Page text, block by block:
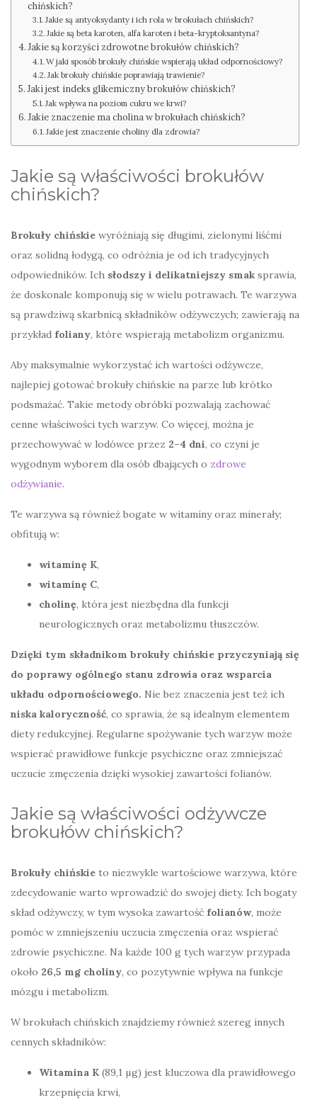
chińskich?
Jakie są antyoksydanty i ich rola w brokułach chińskich?
Jakie są beta karoten, alfa karoten i beta-kryptoksantyna?
Jakie są korzyści zdrowotne brokułów chińskich?
W jaki sposób brokuły chińskie wspierają układ odpornościowy?
Jak brokuły chińskie poprawiają trawienie?
Jaki jest indeks glikemiczny brokułów chińskich?
Jak wpływa na poziom cukru we krwi?
Jakie znaczenie ma cholina w brokułach chińskich?
Jakie jest znaczenie choliny dla zdrowia?
Jakie są właściwości brokułów
chińskich?
Brokuły chińskie wyróżniają się długimi, zielonymi liśćmi
oraz solidną łodygą, co odróżnia je od ich tradycyjnych
odpowiedników. Ich słodszy i delikatniejszy smak sprawia,
że doskonale komponują się w wielu potrawach. Te warzywa
są prawdziwą skarbnicą składników odżywczych; zawierają na
przykład foliany, które wspierają metabolizm organizmu.
Aby maksymalnie wykorzystać ich wartości odżywcze,
najlepiej gotować brokuły chińskie na parze lub krótko
podsmażać. Takie metody obróbki pozwalają zachować
cenne właściwości tych warzyw. Co więcej, można je
przechowywać w lodówce przez 2–4 dni, co czyni je
wygodnym wyborem dla osób dbających o zdrowe
odżywianie.
Te warzywa są również bogate w witaminy oraz minerały;
obfitują w:
witaminę K,
witaminę C,
cholinę, która jest niezbędna dla funkcji
neurologicznych oraz metabolizmu tłuszczów.
Dzięki tym składnikom brokuły chińskie przyczyniają się
do poprawy ogólnego stanu zdrowia oraz wsparcia
układu odpornościowego. Nie bez znaczenia jest też ich
niska kaloryczność, co sprawia, że są idealnym elementem
diety redukcyjnej. Regularne spożywanie tych warzyw może
wspierać prawidłowe funkcje psychiczne oraz zmniejszać
uczucie zmęczenia dzięki wysokiej zawartości folianów.
Jakie są właściwości odżywcze
brokułów chińskich?
Brokuły chińskie to niezwykle wartościowe warzywa, które
zdecydowanie warto wprowadzić do swojej diety. Ich bogaty
skład odżywczy, w tym wysoka zawartość folianów, może
pomóc w zmniejszeniu uczucia zmęczenia oraz wspierać
zdrowie psychiczne. Na każde 100 g tych warzyw przypada
około 26,5 mg choliny, co pozytywnie wpływa na funkcje
mózgu i metabolizm.
W brokułach chińskich znajdziemy również szereg innych
cennych składników:
Witamina K (89,1 µg) jest kluczowa dla prawidłowego
krzepnięcia krwi,